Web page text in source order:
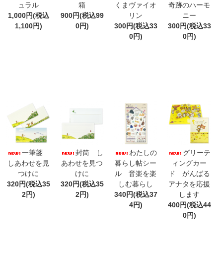
ュラル
1,000円(税込
1,100円)
箱
900円(税込99
0円)
くまヴァイオ
リン
300円(税込33
0円)
奇跡のハーモ
ニー
300円(税込33
0円)
一筆箋
しあわせを見
つけに
320円(税込35
2円)
封筒 し
あわせを見つ
けに
320円(税込35
2円)
わたしの
暮らし帖シー
ル 音楽を楽
しむ暮らし
340円(税込37
4円)
グリーテ
ィングカー
ド がんばる
アナタを応援
します
400円(税込44
0円)